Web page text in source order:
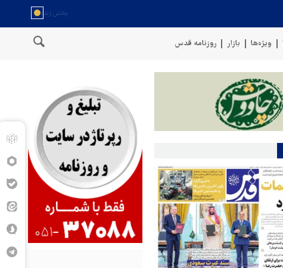
ویژه‌ها بازار روزنامه قدس
وقوع حادثه دریایی در سواحل عمان